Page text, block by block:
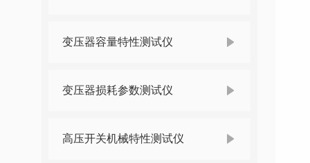
变压器容量特性测试仪
变压器损耗参数测试仪
高压开关机械特性测试仪